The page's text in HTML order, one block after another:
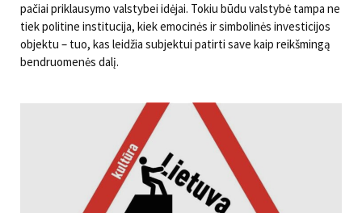
pačiai priklausymo valstybei idėjai. Tokiu būdu valstybė tampa ne
tiek politine institucija, kiek emocinės ir simbolinės investicijos
objektu – tuo, kas leidžia subjektui patirti save kaip reikšmingą
bendruomenės dalį.